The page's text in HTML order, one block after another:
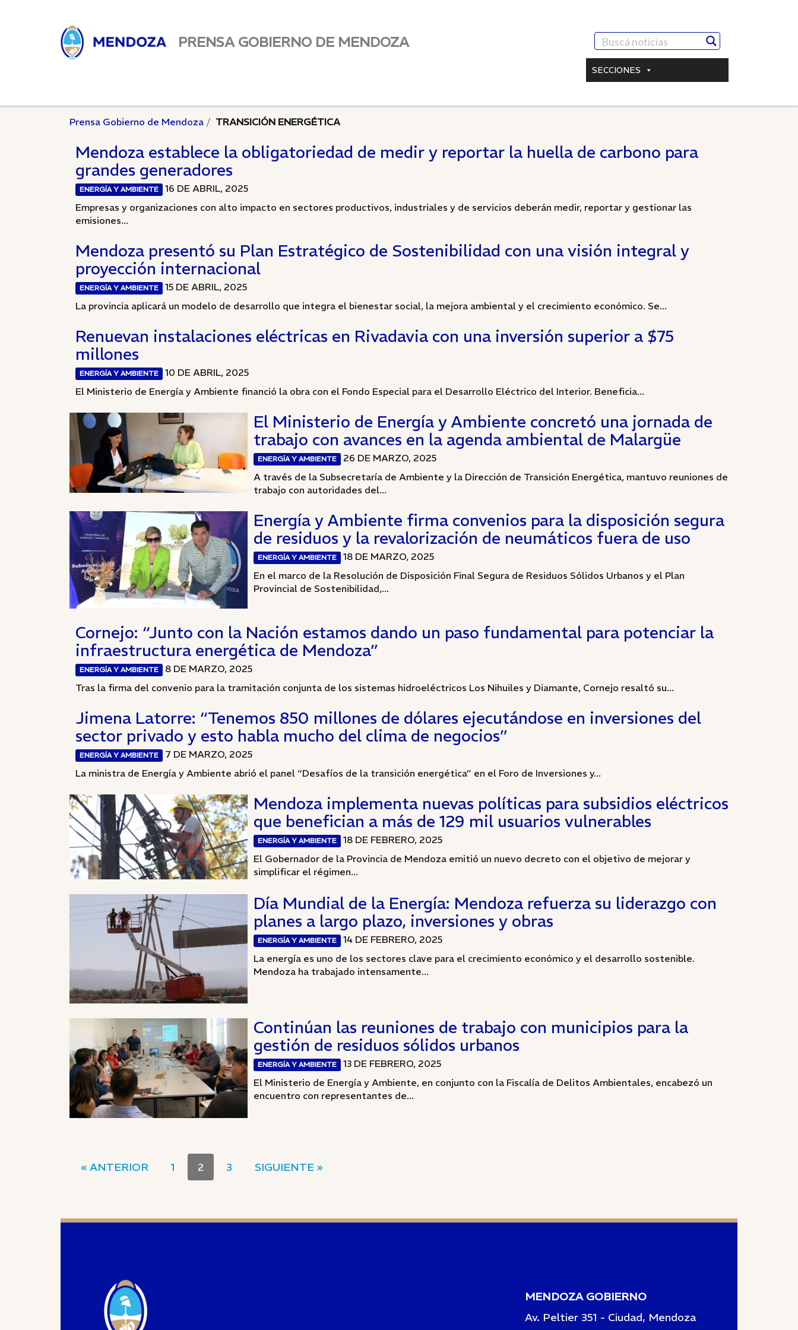
PRENSA GOBIERNO DE MENDOZA
SECCIONES
Prensa Gobierno de Mendoza TRANSICIÓN ENERGÉTICA
Mendoza establece la obligatoriedad de medir y reportar la huella de carbono para
grandes generadores
ENERGÍA Y AMBIENTE
16 DE ABRIL, 2025
Empresas y organizaciones con alto impacto en sectores productivos, industriales y de servicios deberán medir, reportar y gestionar las
emisiones...
Mendoza presentó su Plan Estratégico de Sostenibilidad con una visión integral y
proyección internacional
ENERGÍA Y AMBIENTE
15 DE ABRIL, 2025
La provincia aplicará un modelo de desarrollo que integra el bienestar social, la mejora ambiental y el crecimiento económico. Se...
Renuevan instalaciones eléctricas en Rivadavia con una inversión superior a $75
millones
ENERGÍA Y AMBIENTE
10 DE ABRIL, 2025
El Ministerio de Energía y Ambiente financió la obra con el Fondo Especial para el Desarrollo Eléctrico del Interior. Beneficia...
El Ministerio de Energía y Ambiente concretó una jornada de
trabajo con avances en la agenda ambiental de Malargüe
ENERGÍA Y AMBIENTE
26 DE MARZO, 2025
A través de la Subsecretaría de Ambiente y la Dirección de Transición Energética, mantuvo reuniones de
trabajo con autoridades del...
Energía y Ambiente firma convenios para la disposición segura
de residuos y la revalorización de neumáticos fuera de uso
ENERGÍA Y AMBIENTE
18 DE MARZO, 2025
En el marco de la Resolución de Disposición Final Segura de Residuos Sólidos Urbanos y el Plan
Provincial de Sostenibilidad,...
Cornejo: “Junto con la Nación estamos dando un paso fundamental para potenciar la
infraestructura energética de Mendoza”
ENERGÍA Y AMBIENTE
8 DE MARZO, 2025
Tras la firma del convenio para la tramitación conjunta de los sistemas hidroeléctricos Los Nihuiles y Diamante, Cornejo resaltó su...
Jimena Latorre: “Tenemos 850 millones de dólares ejecutándose en inversiones del
sector privado y esto habla mucho del clima de negocios”
ENERGÍA Y AMBIENTE
7 DE MARZO, 2025
La ministra de Energía y Ambiente abrió el panel “Desafíos de la transición energética” en el Foro de Inversiones y...
Mendoza implementa nuevas políticas para subsidios eléctricos
que benefician a más de 129 mil usuarios vulnerables
ENERGÍA Y AMBIENTE
18 DE FEBRERO, 2025
El Gobernador de la Provincia de Mendoza emitió un nuevo decreto con el objetivo de mejorar y
simplificar el régimen...
Día Mundial de la Energía: Mendoza refuerza su liderazgo con
planes a largo plazo, inversiones y obras
ENERGÍA Y AMBIENTE
14 DE FEBRERO, 2025
La energía es uno de los sectores clave para el crecimiento económico y el desarrollo sostenible.
Mendoza ha trabajado intensamente...
Continúan las reuniones de trabajo con municipios para la
gestión de residuos sólidos urbanos
ENERGÍA Y AMBIENTE
13 DE FEBRERO, 2025
El Ministerio de Energía y Ambiente, en conjunto con la Fiscalía de Delitos Ambientales, encabezó un
encuentro con representantes de...
« ANTERIOR 1 2 3 SIGUIENTE »
MENDOZA GOBIERNO
Av. Peltier 351 - Ciudad, Mendoza